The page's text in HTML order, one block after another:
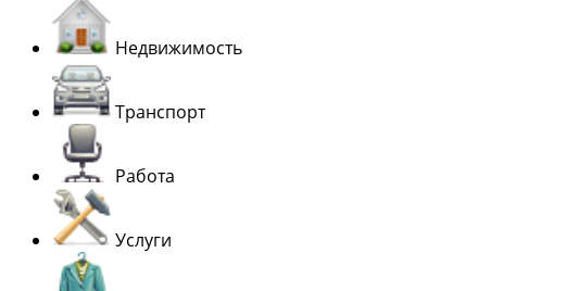
Недвижимость
Транспорт
Работа
Услуги